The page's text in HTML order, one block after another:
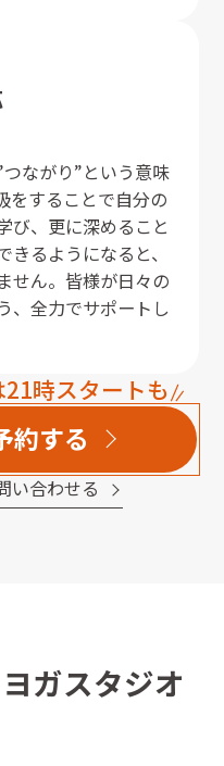
ながり”という意味
をすることで自分の
び、更に深めること
るようになると、
せん。皆様が日々の
、全力でサポートし
時スタートも
約する
い合わせる
ガスタジオ